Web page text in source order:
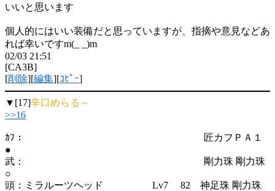
いいと思います
個人的にはいい装備だと思っていますが、指摘や意見などあ
れば幸いですm(_ _)m
02/03 21:51
[CA3B]
[削除][編集][ｺﾋﾟｰ]
▼[17]辛口めらる～
>>16
ｶﾌ： 匠カフＰＡ１
●
武： 剛力珠 剛力珠
○
頭：ミラルーツヘッド Lv7 82 神足珠 剛力珠